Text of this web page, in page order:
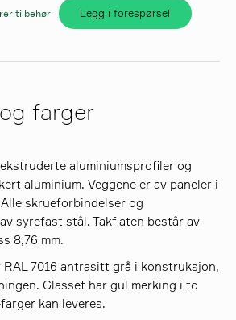
tilbehør Legg i forespørsel
farger
aluminiumsprofiler og
aluminium. Veggene er av paneler i
skrueforbindelser og
syrefast stål. Takflaten består av
8,76 mm.
RAL 7016 antrasitt grå i konstruksjon,
Glasset har gul merking i to
kan leveres.